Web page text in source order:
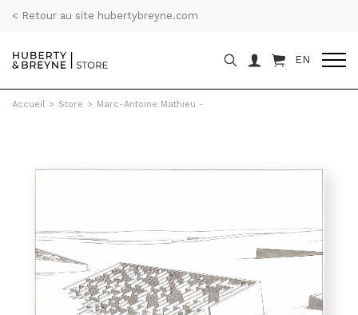
< Retour au site hubertybreyne.com
EN
Accueil > Store > Marc-Antoine Mathieu -